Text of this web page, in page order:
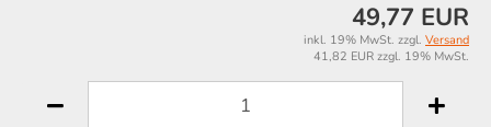
49,77 EUR
inkl. 19% MwSt. zzgl. Versand
41,82 EUR zzgl. 19% MwSt.